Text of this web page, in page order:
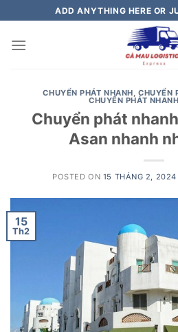
to
content
ADD ANYTHING HERE OR
CHUYỂN PHÁT NHANH,CHUYỂN
CHUYỂN PHÁT
Chuyển phát
Asan nhanh
POSTED ON 15 THÁNG 2, 2024
15
Th2